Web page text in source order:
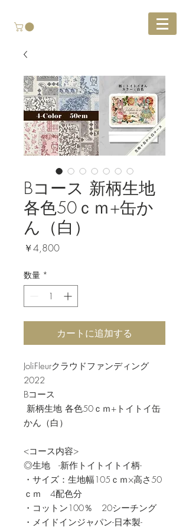
Bコース 新柄生地
各色50ｃｍ+缶か
ん（白）
￥4,800価
数量 *
カートに追加する
JoliFleurクラウドファンディング
2022
Bコース
新柄生地 各色50ｃｍ+トイトイ缶
かん（白）
<コース内容>
◎生地 -新作トイトイトイ柄-
・サイズ：生地幅105ｃｍ×高さ50
ｃｍ 4配色分
・コットン100％ 20シーチング
・メイドインジャパン-日本製-